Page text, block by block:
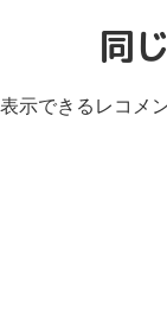
同
表示できるレコメ